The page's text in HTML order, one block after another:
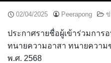
02/04/2025 Peerapong
ประกาศรายชื่อผู้เข้าร่วมการ
ทนายความอาสา ทนายความ
พ.ศ. 2568